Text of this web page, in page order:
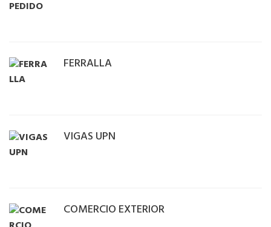
FERRALLA
VIGAS UPN
COMERCIO EXTERIOR